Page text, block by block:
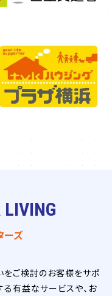
LIVING
ーズ
をご検討のお客様をサポ
有益なサービスや、お